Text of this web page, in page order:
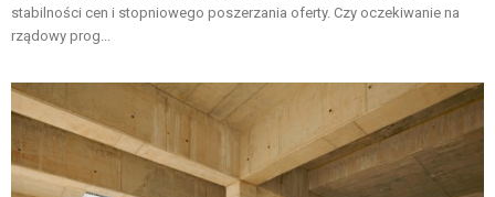
stabilności cen i stopniowego poszerzania oferty. Czy oczekiwanie na
rządowy prog...